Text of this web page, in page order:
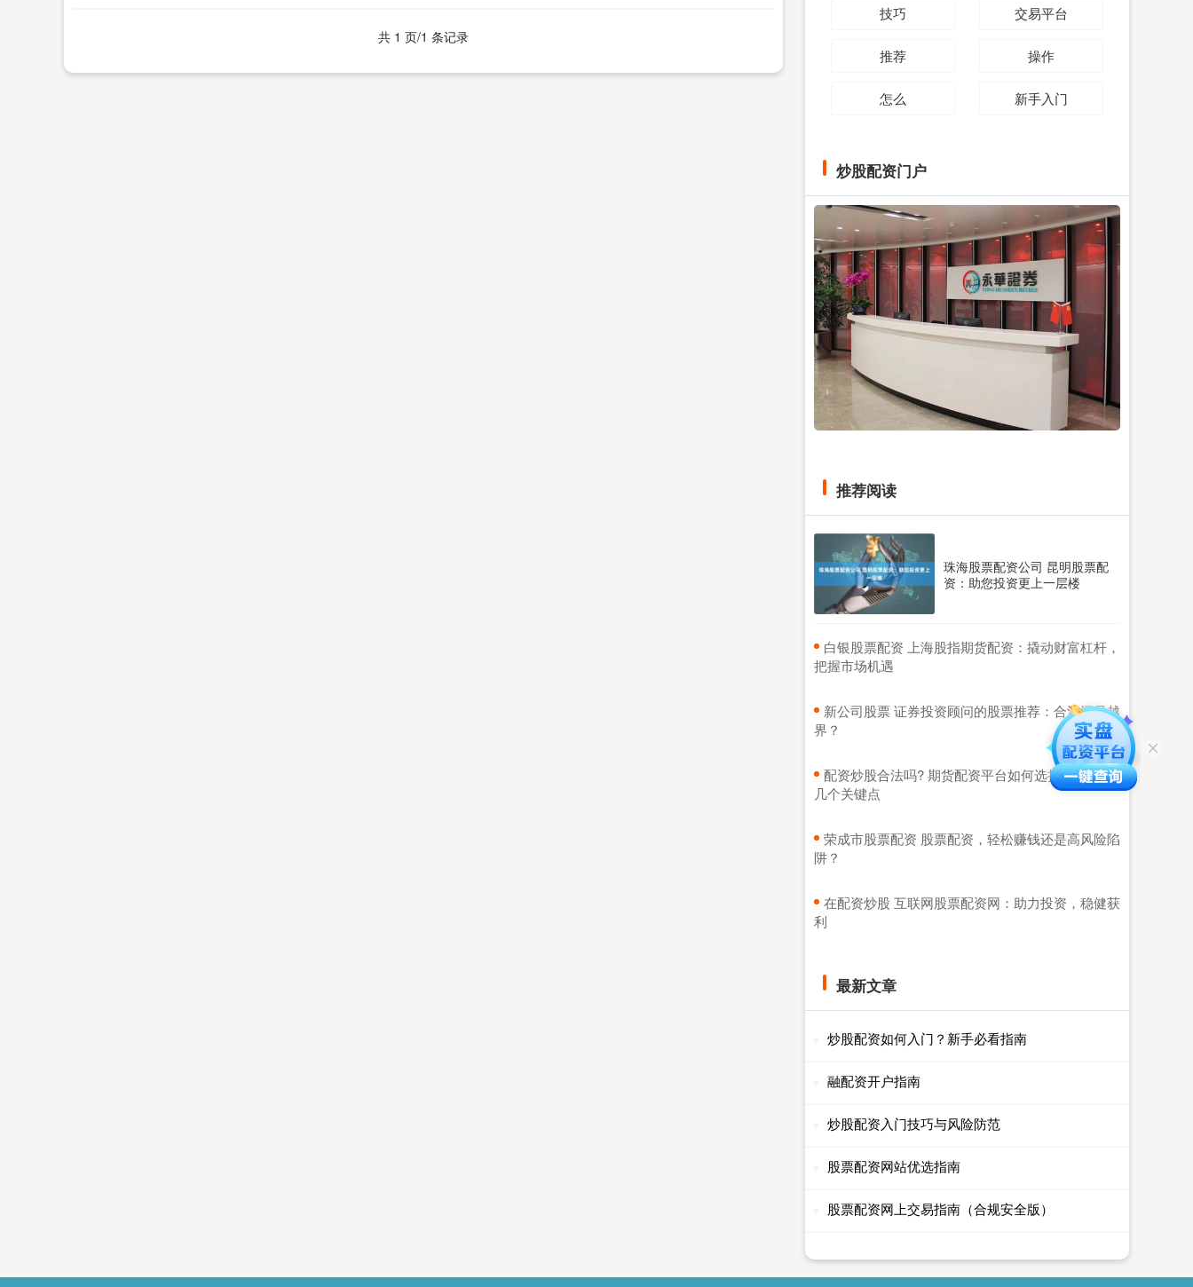
共 1 页/1 条记录
技巧 交易平台
推荐 操作
怎么 新手入门
炒股配资门户
推荐阅读
珠海股票配资公司 昆明股票配
资：助您投资更上一层楼
​白银股票配资 上海股指期货配资：撬动财富杠杆，
把握市场机遇
​新公司股票 证券投资顾问的股票推荐：合法还是越
界？
​配资炒股合法吗? 期货配资平台如何选择？掌握这
几个关键点
​荣成市股票配资 股票配资，轻松赚钱还是高风险陷
阱？
​在配资炒股 互联网股票配资网：助力投资，稳健获
利
最新文章
炒股配资如何入门？新手必看指南
融配资开户指南
炒股配资入门技巧与风险防范
股票配资网站优选指南
股票配资网上交易指南（合规安全版）